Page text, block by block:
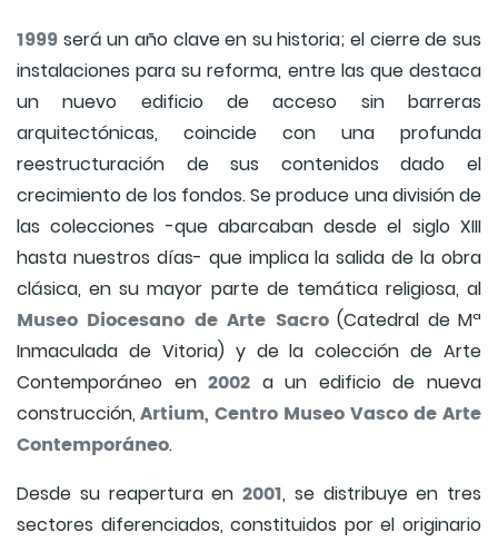
1999 será un año clave en su historia; el cierre de sus
instalaciones para su reforma, entre las que destaca
un nuevo edificio de acceso sin barreras
arquitectónicas, coincide con una profunda
reestructuración de sus contenidos dado el
crecimiento de los fondos. Se produce una división de
las colecciones -que abarcaban desde el siglo XIII
hasta nuestros días- que implica la salida de la obra
clásica, en su mayor parte de temática religiosa, al
Museo Diocesano de Arte Sacro(Catedral de Mª
Inmaculada de Vitoria) y de la colección de Arte
Contemporáneo en2002 a un edificio de nueva
construcción, Artium, Centro Museo Vasco de Arte
Contemporáneo.
Desde su reapertura en 2001, se distribuye en tres
sectores diferenciados, constituidos por el originario